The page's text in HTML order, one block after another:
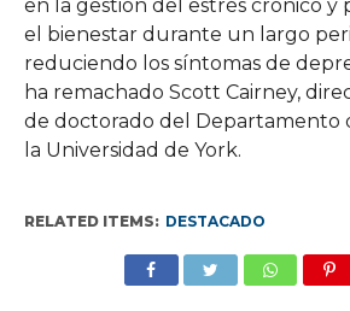
en la gestión del estrés crónico
el bienestar durante un largo
reduciendo los síntomas de
ha remachado Scott Cairney,
de doctorado del Departamento
la Universidad de York.
RELATED ITEMS: DESTACADO